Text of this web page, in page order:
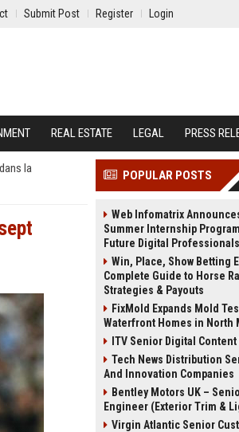
Submit Post Register Login
REAL ESTATE LEGAL PRESS
la
POPULAR POSTS
Web Infomatrix
Summer Internship
Future Digital Professionals
Win, Place, Show Betting
Complete Guide to Horse
Strategies & Payouts
FixMold Expands Mold
Waterfront Homes in North
ITV Senior Digital
Tech News Distribution
And Innovation Companies
Bentley Motors UK –
Engineer (Exterior Trim &
Virgin Atlantic Senior